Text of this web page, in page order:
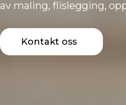
maling, flislegging,
Kontakt oss